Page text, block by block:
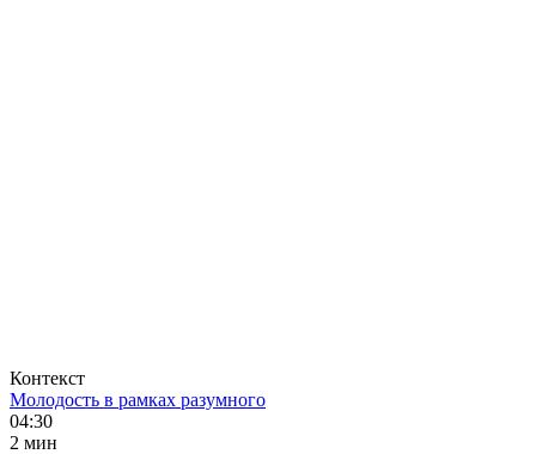
Контекст
Молодость в рамках разумного
04:30
2 мин